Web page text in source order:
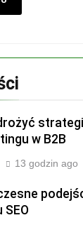
w B2B
13 godzin ago
SEO